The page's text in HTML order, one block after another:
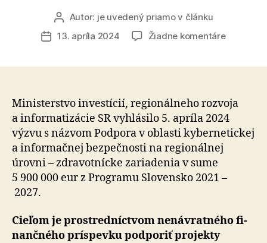
Autor
článku
Autor: je uvedený priamo v článku
Dátum
13. apríla 2024 Žiadne komentárena
v
oblasti
a
smeruje
miliónov
Ministerstvo investícií, regionálneho rozvoja
a in­for­ma­ti­zá­cie SR vyhlá­silo 5. apríla 2024
výzvu s názvom Podpora v oblasti kyber­ne­tickej
a in­for­mač­nej bez­peč­nosti na re­gio­nál­nej
úrovni – zdra­vot­nícke za­ria­de­nia v sume
5 900 000 eur z Programu Slovensko 2021 –
2027.
Cieľom je prostredníctvom ne­ná­vrat­ného fi­
nan­čného príspevku pod­po­riť projekty